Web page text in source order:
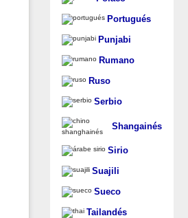
Portugués
Punjabi
Rumano
Ruso
Serbio
Shangainés
Sirio
Suajili
Sueco
Tailandés